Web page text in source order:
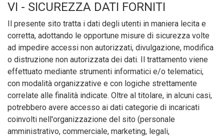
VI - SICUREZZA DATI FORNITI
Il presente sito tratta i dati degli utenti in maniera lecita e
corretta, adottando le opportune misure di sicurezza volte
ad impedire accessi non autorizzati, divulgazione, modifica
o distruzione non autorizzata dei dati. Il trattamento viene
effettuato mediante strumenti informatici e/o telematici,
con modalità organizzative e con logiche strettamente
correlate alle finalità indicate. Oltre al titolare, in alcuni casi,
potrebbero avere accesso ai dati categorie di incaricati
coinvolti nell'organizzazione del sito (personale
amministrativo, commerciale, marketing, legali,